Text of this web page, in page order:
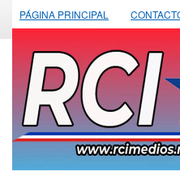
PÁGINA PRINCIPAL